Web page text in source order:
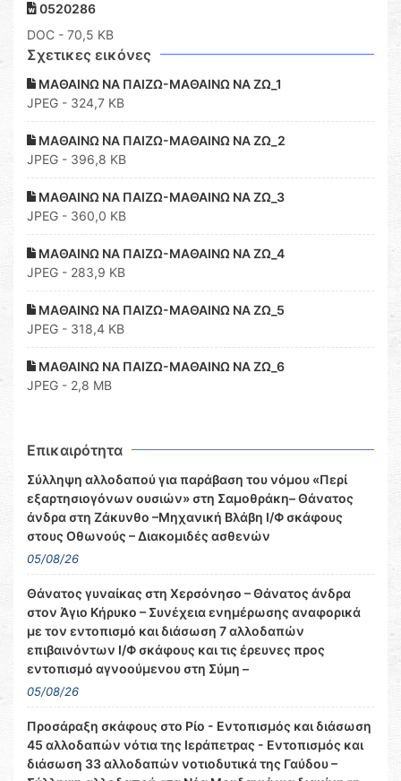
0520286
DOC - 70,5 KB
Σχετικες εικόνες
ΜΑΘΑΙΝΩ ΝΑ ΠΑΙΖΩ-ΜΑΘΑΙΝΩ ΝΑ ΖΩ_1
JPEG - 324,7 KB
ΜΑΘΑΙΝΩ ΝΑ ΠΑΙΖΩ-ΜΑΘΑΙΝΩ ΝΑ ΖΩ_2
JPEG - 396,8 KB
ΜΑΘΑΙΝΩ ΝΑ ΠΑΙΖΩ-ΜΑΘΑΙΝΩ ΝΑ ΖΩ_3
JPEG - 360,0 KB
ΜΑΘΑΙΝΩ ΝΑ ΠΑΙΖΩ-ΜΑΘΑΙΝΩ ΝΑ ΖΩ_4
JPEG - 283,9 KB
ΜΑΘΑΙΝΩ ΝΑ ΠΑΙΖΩ-ΜΑΘΑΙΝΩ ΝΑ ΖΩ_5
JPEG - 318,4 KB
ΜΑΘΑΙΝΩ ΝΑ ΠΑΙΖΩ-ΜΑΘΑΙΝΩ ΝΑ ΖΩ_6
JPEG - 2,8 MB
Επικαιρότητα
Σύλληψη αλλοδαπού για παράβαση του νόμου «Περί
εξαρτησιογόνων ουσιών» στη Σαμοθράκη– Θάνατος
άνδρα στη Ζάκυνθο –Μηχανική Βλάβη Ι/Φ σκάφους
στους Οθωνούς – Διακομιδές ασθενών
05/08/26
Θάνατος γυναίκας στη Χερσόνησο – Θάνατος άνδρα
στον Άγιο Κήρυκο – Συνέχεια ενημέρωσης αναφορικά
με τον εντοπισμό και διάσωση 7 αλλοδαπών
επιβαινόντων Ι/Φ σκάφους και τις έρευνες προς
εντοπισμό αγνοούμενου στη Σύμη –
05/08/26
Προσάραξη σκάφους στο Ρίο - Εντοπισμός και διάσωση
45 αλλοδαπών νότια της Ιεράπετρας - Εντοπισμός και
διάσωση 33 αλλοδαπών νοτιοδυτικά της Γαύδου –